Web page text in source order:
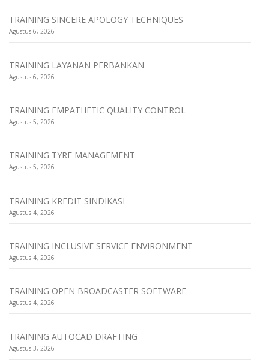
TRAINING SINCERE APOLOGY TECHNIQUES
Agustus 6, 2026
TRAINING LAYANAN PERBANKAN
Agustus 6, 2026
TRAINING EMPATHETIC QUALITY CONTROL
Agustus 5, 2026
TRAINING TYRE MANAGEMENT
Agustus 5, 2026
TRAINING KREDIT SINDIKASI
Agustus 4, 2026
TRAINING INCLUSIVE SERVICE ENVIRONMENT
Agustus 4, 2026
TRAINING OPEN BROADCASTER SOFTWARE
Agustus 4, 2026
TRAINING AUTOCAD DRAFTING
Agustus 3, 2026